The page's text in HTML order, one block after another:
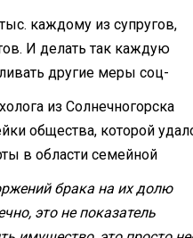
каждому из супругов,
И делать так каждую
другие меры соц­
из Солнечногорска
общества, которой
в области семейной
брака на их долю
это не показатель